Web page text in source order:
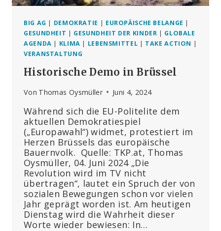
BIG AG | DEMOKRATIE | EUROPÄISCHE BELANGE |
GESUNDHEIT | GESUNDHEIT DER KINDER | GLOBALE
AGENDA | KLIMA | LEBENSMITTEL | TAKE ACTION |
VERANSTALTUNG
Historische Demo in Brüssel
Von Thomas Oysmüller Juni 4, 2024
Während sich die EU-Politelite dem
aktuellen Demokratiespiel
(„Europawahl“) widmet, protestiert im
Herzen Brüssels das europäische
Bauernvolk. Quelle: TKP.at, Thomas
Oysmüller, 04. Juni 2024 „Die
Revolution wird im TV nicht
übertragen“, lautet ein Spruch der von
sozialen Bewegungen schon vor vielen
Jahr geprägt worden ist. Am heutigen
Dienstag wird die Wahrheit dieser
Worte wieder bewiesen: In…